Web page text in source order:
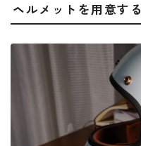
ヘルメットを用意する